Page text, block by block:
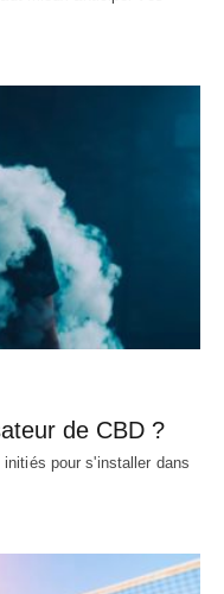
de CBD ?
pour s'installer dans